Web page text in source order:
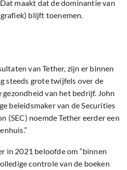
maakt dat de dominantie van
blijft toenemen.
van Tether, zijn er binnen
steeds grote twijfels over de
van het bedrijf. John
beleidsmaker van de Securities
(SEC) noemde Tether eerder een
in 2021 beloofde om “binnen
controle van de boeken